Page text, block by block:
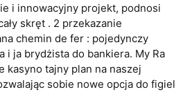
i innowacyjny projekt, podnosi
skręt . 2 przekazanie
chemin de fer : pojedynczy
i ja brydżista do bankiera. My Ra
kasyno tajny plan na naszej
sobie nowe opcja do figiel